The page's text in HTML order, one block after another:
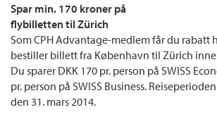
Spar min. 170 kroner på
flybilletten til Zürich
Som CPH Advantage-medlem får du rabatt
bestiller billett fra København til Zürich
Du sparer DKK 170 pr. person på SWISS
pr. person på SWISS Business.
den 31. mars 2014.